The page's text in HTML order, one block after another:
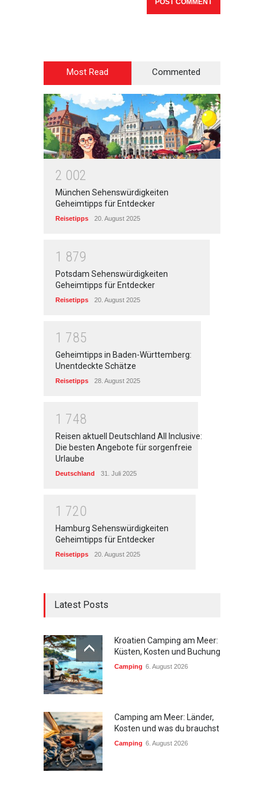
Most Read Commented
2 002
München Sehenswürdigkeiten
Geheimtipps für Entdecker
Reisetipps 20. August 2025
1 879
Potsdam Sehenswürdigkeiten
Geheimtipps für Entdecker
Reisetipps 20. August 2025
1 785
Geheimtipps in Baden-Württemberg:
Unentdeckte Schätze
Reisetipps 28. August 2025
1 748
Reisen aktuell Deutschland All Inclusive:
Die besten Angebote für sorgenfreie
Urlaube
Deutschland 31. Juli 2025
1 720
Hamburg Sehenswürdigkeiten
Geheimtipps für Entdecker
Reisetipps 20. August 2025
Latest Posts
Kroatien Camping am Meer:
Küsten, Kosten und Buchung
Camping 6. August 2026
Camping am Meer: Länder,
Kosten und was du brauchst
Camping 6. August 2026